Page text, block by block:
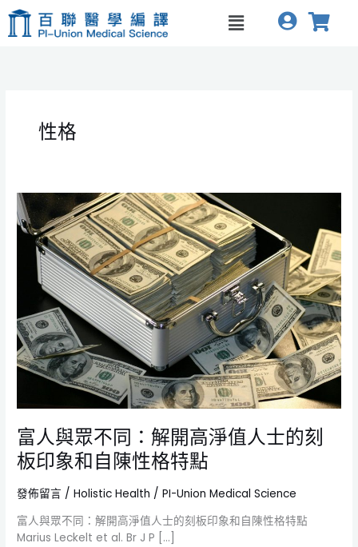
主
Menu
性格
富人與眾不同：解開高淨值人士的刻
板印象和自陳性格特點
發佈留言 /Holistic Health /PI-Union Medical Science
富人與眾不同：解開高淨值人士的刻板印象和自陳性格特點
Marius Leckelt et al. Br J P […]
富
人
與
同：
開
高
淨
值
刻
板
印
象
和
自
陳